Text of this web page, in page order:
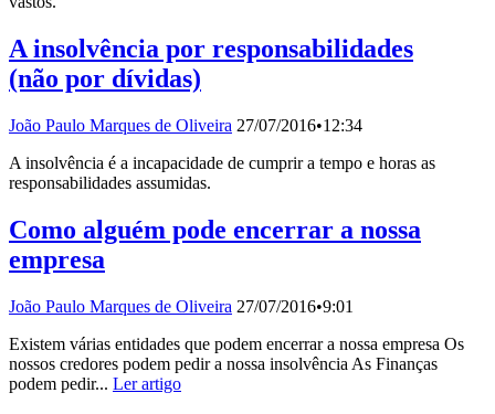
A insolvência por responsabilidades
(não por dívidas)
João Paulo Marques de Oliveira 27/07/2016•12:34
A insolvência é a incapacidade de cumprir a tempo e horas as
responsabilidades assumidas.
Como alguém pode encerrar a nossa
empresa
João Paulo Marques de Oliveira 27/07/2016•9:01
Existem várias entidades que podem encerrar a nossa empresa Os
nossos credores podem pedir a nossa insolvência As Finanças
podem pedir... Ler artigo